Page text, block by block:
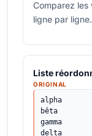
Comparez les
ligne par ligne.
Liste
ORIGINAL
alpha
bêta
gamma
delta